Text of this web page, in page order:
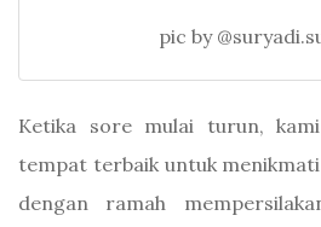
pic by
Ketika sore mulai turun,
tempat terbaik untuk
dengan ramah